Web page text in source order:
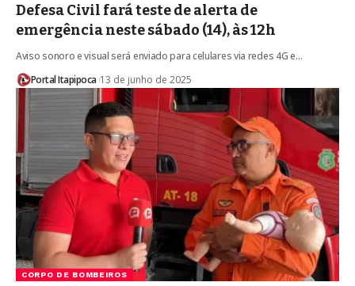
Defesa Civil fará teste de alerta de
emergência neste sábado (14), às 12h
Aviso sonoro e visual será enviado para celulares via redes 4G e…
Portal Itapipoca 13 de junho de 2025
CORPO DE BOMBEIROS